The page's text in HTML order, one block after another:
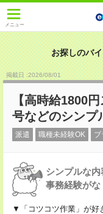
メニュー
お探しのバ
掲載日 :2026/08/01
【高時給1800
号などのシンプ
派遣 職種未経験OK ブ
シンプルな内
事務経験がな
▼「コツコツ作業」が好